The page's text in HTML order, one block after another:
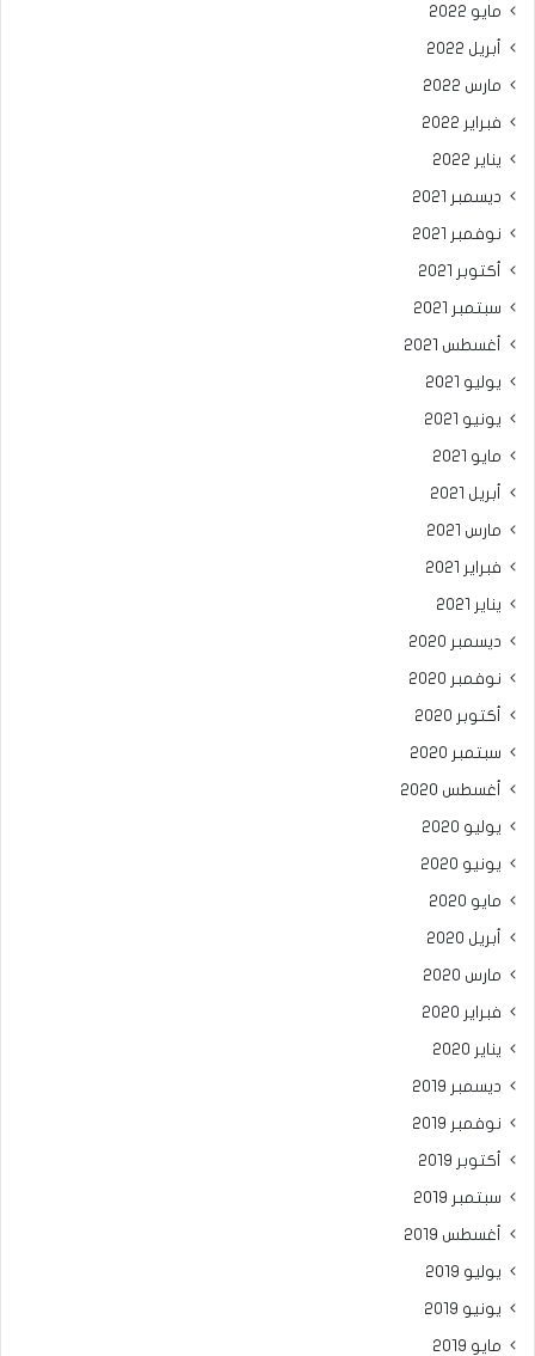
مايو 2022
أبريل 2022
مارس 2022
فبراير 2022
يناير 2022
ديسمبر 2021
نوفمبر 2021
أكتوبر 2021
سبتمبر 2021
أغسطس 2021
يوليو 2021
يونيو 2021
مايو 2021
أبريل 2021
مارس 2021
فبراير 2021
يناير 2021
ديسمبر 2020
نوفمبر 2020
أكتوبر 2020
سبتمبر 2020
أغسطس 2020
يوليو 2020
يونيو 2020
مايو 2020
أبريل 2020
مارس 2020
فبراير 2020
يناير 2020
ديسمبر 2019
نوفمبر 2019
أكتوبر 2019
سبتمبر 2019
أغسطس 2019
يوليو 2019
يونيو 2019
مايو 2019